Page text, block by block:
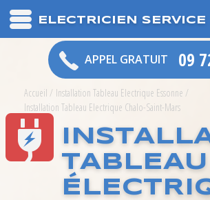
ELECTRICIEN SERVICE
APPEL GRATUIT 09
Accueil / Installation Tableau Electrique Essonne /
Installation Tableau Electrique Chalo-Saint-Mars
TABLEAU